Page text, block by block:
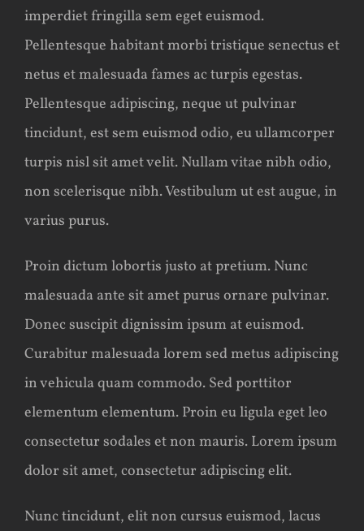
imperdiet fringilla sem eget euismod.
Pellentesque habitant morbi tristique senectus et
netus et malesuada fames ac turpis egestas.
Pellentesque adipiscing, neque ut pulvinar
tincidunt, est sem euismod odio, eu ullamcorper
turpis nisl sit amet velit. Nullam vitae nibh odio,
non scelerisque nibh. Vestibulum ut est augue, in
varius purus.
Proin dictum lobortis justo at pretium. Nunc
malesuada ante sit amet purus ornare pulvinar.
Donec suscipit dignissim ipsum at euismod.
Curabitur malesuada lorem sed metus adipiscing
in vehicula quam commodo. Sed porttitor
elementum elementum. Proin eu ligula eget leo
consectetur sodales et non mauris. Lorem ipsum
dolor sit amet, consectetur adipiscing elit.
Nunc tincidunt, elit non cursus euismod, lacus